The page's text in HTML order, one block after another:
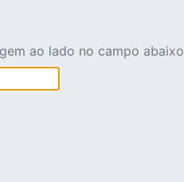
ao lado no campo abaixo